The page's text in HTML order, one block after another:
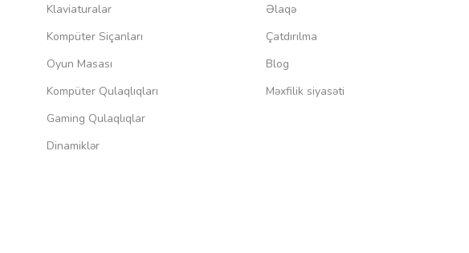
Klaviaturalar
Kompüter Siçanları
Oyun Masası
Kompüter Qulaqlıqları
Gaming Qulaqlıqlar
Dinamiklər
Əlaqə
Çatdırılma
Blog
Məxfilik siyasəti